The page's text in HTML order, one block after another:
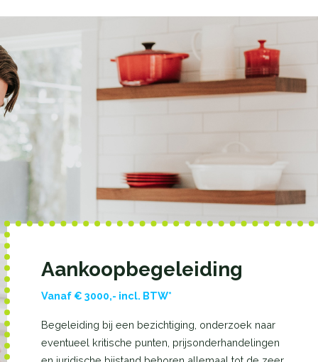
Aankoopbegeleiding
Vanaf € 3000,- incl. BTW*
Begeleiding bij een bezichtiging, onderzoek naar
eventueel kritische punten, prijsonderhandelingen